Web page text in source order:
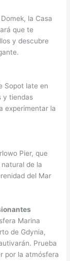
la Casa
que te
y descubre
Sopot late en
y tiendas
experimentar la
Pier, que
de la
del Mar
Marina
de Gdynia,
Prueba
por la atmósfera